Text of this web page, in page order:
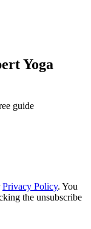
Yoga
guide
Privacy Policy. You
the unsubscribe